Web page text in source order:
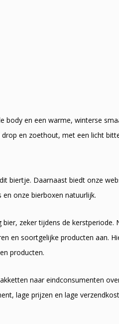
body en een warme, winterse
en zoethout, met een licht
biertje. Daarnaast biedt onze
onze bierboxen natuurlijk.
zeker tijdens de kerstperiode.
en soortgelijke producten aan.
producten.
naar eindconsumenten
lage prijzen en lage